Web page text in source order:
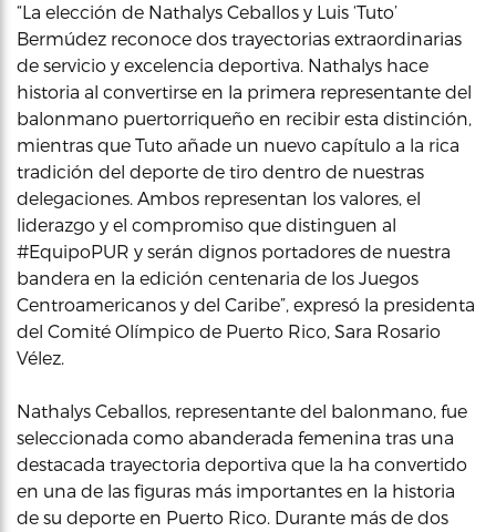
“La elección de Nathalys Ceballos y Luis ‘Tuto’
Bermúdez reconoce dos trayectorias extraordinarias
de servicio y excelencia deportiva. Nathalys hace
historia al convertirse en la primera representante del
balonmano puertorriqueño en recibir esta distinción,
mientras que Tuto añade un nuevo capítulo a la rica
tradición del deporte de tiro dentro de nuestras
delegaciones. Ambos representan los valores, el
liderazgo y el compromiso que distinguen al
#EquipoPUR y serán dignos portadores de nuestra
bandera en la edición centenaria de los Juegos
Centroamericanos y del Caribe”, expresó la presidenta
del Comité Olímpico de Puerto Rico, Sara Rosario
Vélez.
Nathalys Ceballos, representante del balonmano, fue
seleccionada como abanderada femenina tras una
destacada trayectoria deportiva que la ha convertido
en una de las figuras más importantes en la historia
de su deporte en Puerto Rico. Durante más de dos